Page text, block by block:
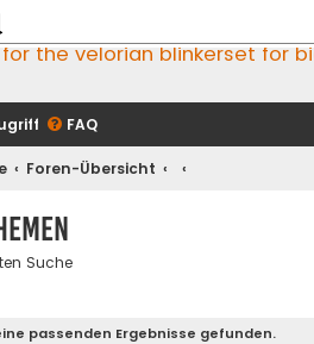
the velorian blinkerset for
FAQ
Foren-Übersicht
Suche
passenden Ergebnisse gefunden.